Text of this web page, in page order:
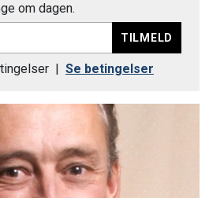
om dagen.
TILMELD
| Se betingelser